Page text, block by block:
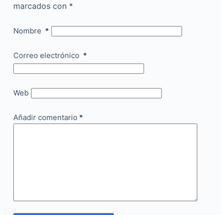
marcados con *
Nombre *
Correo electrónico *
Web
Añadir comentario *